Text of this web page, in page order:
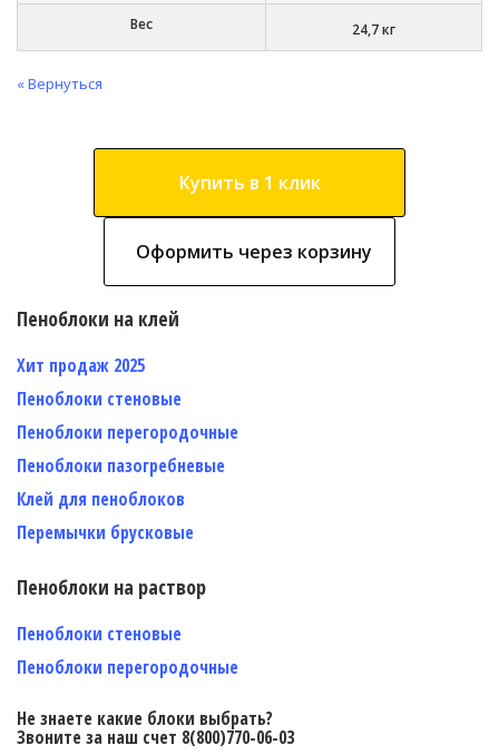
Вес 24,7 кг
« Вернуться
Купить в 1 клик
Оформить через корзину
Пеноблоки на клей
Хит продаж 2025
Пеноблоки стеновые
Пеноблоки перегородочные
Пеноблоки пазогребневые
Клей для пеноблоков
Перемычки брусковые
Пеноблоки на раствор
Пеноблоки стеновые
Пеноблоки перегородочные
Не знаете какие блоки выбрать?
Звоните за наш счет 8(800)770-06-03